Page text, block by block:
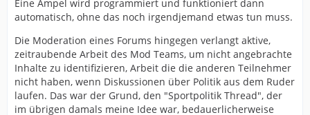
Eine Ampel wird programmiert und funktioniert dann
automatisch, ohne das noch irgendjemand etwas tun muss.
Die Moderation eines Forums hingegen verlangt aktive,
zeitraubende Arbeit des Mod Teams, um nicht angebrachte
Inhalte zu identifizieren, Arbeit die die anderen Teilnehmer
nicht haben, wenn Diskussionen über Politik aus dem Ruder
laufen. Das war der Grund, den "Sportpolitik Thread", der
im übrigen damals meine Idee war, bedauerlicherweise